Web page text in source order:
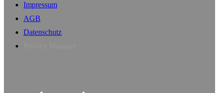
Impressum
AGB
Datenschutz